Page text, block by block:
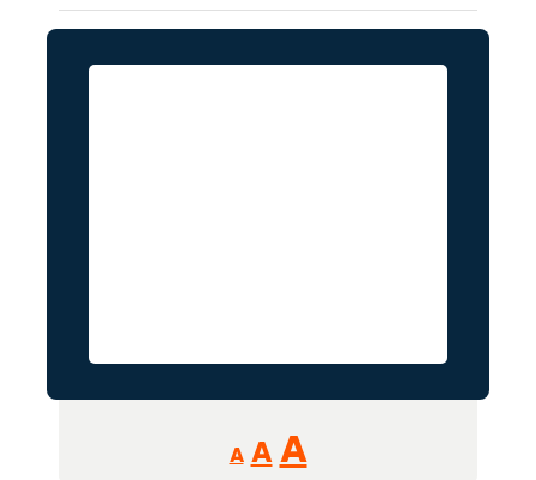
A
Reducir
tamaño
A Restablecer
AAumentar